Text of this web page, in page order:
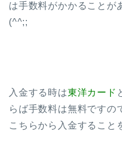
は手数料がかかることが
(^^;;
入金する時は東洋カード
らば手数料は無料ですの
こちらから入金すること